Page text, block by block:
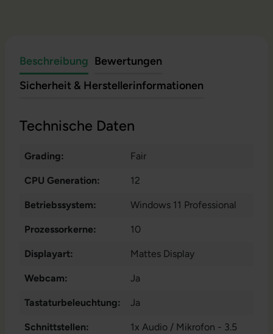
Beschreibung Bewertungen
Sicherheit & Herstellerinformationen
Technische Daten
Grading: Fair
CPU Generation: 12
Betriebssystem: Windows 11 Professional
Prozessorkerne: 10
Displayart: Mattes Display
Webcam: Ja
Tastaturbeleuchtung: Ja
Schnittstellen:
1x Audio / Mikrofon - 3.5